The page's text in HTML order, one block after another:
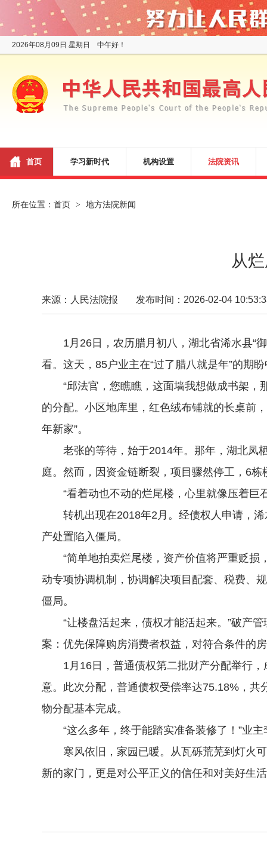
2026年08月09日 星期日 中午好！
首页 学习新时代 机构设置 法院资讯
所在位置： 首页 > 地方法院新闻
从
来源：人民法院报 发布时间：2026-02-04
1月26日，农历腊月初八，湖北省浠水县“御
看。这天，85户业主在“过了腊八就是年”的期
“邱法官，您瞧瞧，这面墙我想做成书架，
的分配。小区地库里，红色绒布铺就的长桌前
年新家”。
老张的等待，始于2014年。那年，湖北凤栖
庭。然而，因资金链断裂，项目骤然停工，6
“看着动也不动的烂尾楼，心里就像压着巨
转机出现在2018年2月。经债权人申请，浠
产处置陷入僵局。
“简单地拍卖烂尾楼，资产价值将严重贬损
动专项协调机制，协调解决项目配套、税费、
僵局。
“让楼盘活起来，债权才能活起来。”破产管
案：优先保障购房消费者权益，对符合条件的
1月16日，普通债权第二批财产分配举行，
意。此次分配，普通债权受偿率达75.18%，
物分配基本完成。
“这么多年，终于能踏实准备装修了！”业主
寒风依旧，家园已暖。从瓦砾荒芜到灯火可
新的家门，更是对公平正义的信任和对美好生